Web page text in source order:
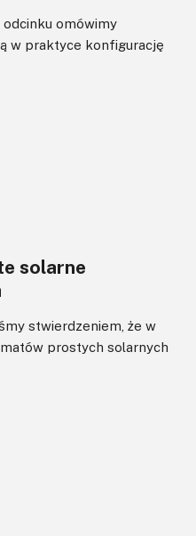
omówimy
w praktyce konfigurację
solarne
stwierdzeniem, że w
prostych solarnych